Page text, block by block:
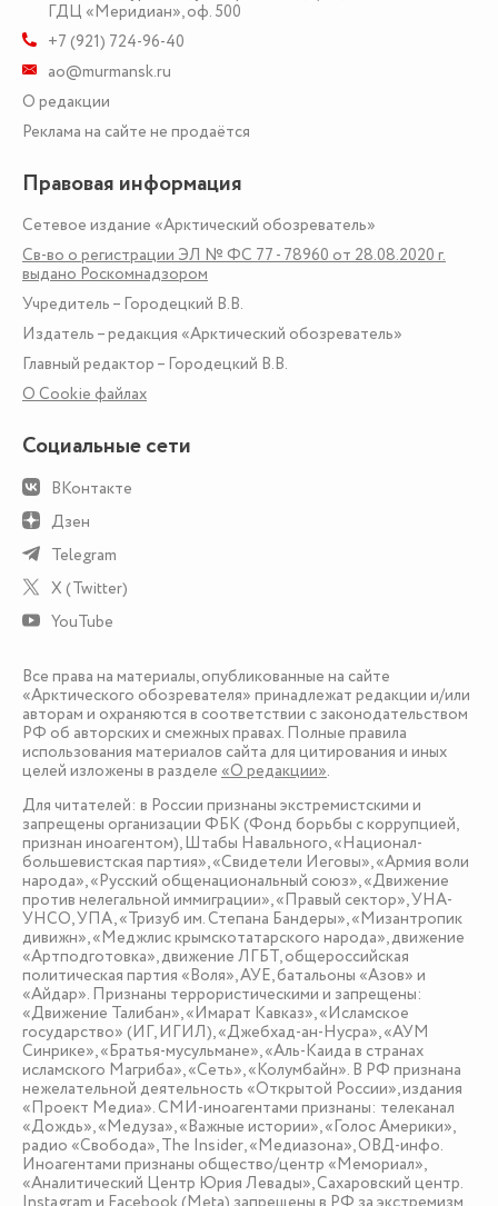
ГДЦ «Меридиан», оф. 500
+7 (921) 724-96-40
ao@murmansk.ru
О редакции
Реклама на сайте не продаётся
Правовая информация
Сетевое издание «Арктический обозреватель»
Св-во о регистрации ЭЛ № ФС 77 - 78960 от 28.08.2020 г.
выдано Роскомнадзором
Учредитель – Городецкий В.В.
Издатель – редакция «Арктический обозреватель»
Главный редактор – Городецкий В.В.
О Сookie файлах
Социальные сети
ВКонтакте
Дзен
Telegram
X (Twitter)
YouTube
Все права на материалы, опубликованные на сайте
«Арктического обозревателя» принадлежат редакции и/или
авторам и охраняются в соответствии с законодательством
РФ об авторских и смежных правах. Полные правила
использования материалов сайта для цитирования и иных
целей изложены в разделе «О редакции».
Для читателей: в России признаны экстремистскими и
запрещены организации ФБК (Фонд борьбы с коррупцией,
признан иноагентом), Штабы Навального, «Национал-
большевистская партия», «Свидетели Иеговы», «Армия воли
народа», «Русский общенациональный союз», «Движение
против нелегальной иммиграции», «Правый сектор», УНА-
УНСО, УПА, «Тризуб им. Степана Бандеры», «Мизантропик
дивижн», «Меджлис крымскотатарского народа», движение
«Артподготовка», движение ЛГБТ, общероссийская
политическая партия «Воля», АУЕ, батальоны «Азов» и
«Айдар». Признаны террористическими и запрещены:
«Движение Талибан», «Имарат Кавказ», «Исламское
государство» (ИГ, ИГИЛ), «Джебхад-ан-Нусра», «АУМ
Синрике», «Братья-мусульмане», «Аль-Каида в странах
исламского Магриба», «Сеть», «Колумбайн». В РФ признана
нежелательной деятельность «Открытой России», издания
«Проект Медиа». СМИ-иноагентами признаны: телеканал
«Дождь», «Медуза», «Важные истории», «Голос Америки»,
радио «Свобода», The Insider, «Медиазона», ОВД-инфо.
Иноагентами признаны общество/центр «Мемориал»,
«Аналитический Центр Юрия Левады», Сахаровский центр.